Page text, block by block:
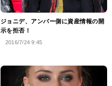
ジョニデ、アンバー側に資産情報の開
示を拒否！
2016/7/24 9:45